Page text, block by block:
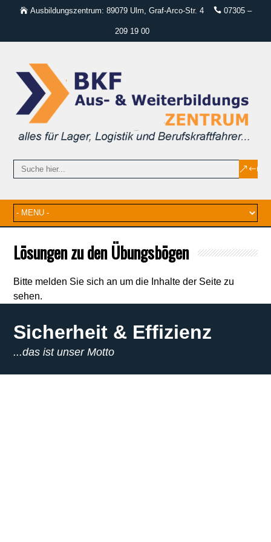
Ausbildungszentrum: 89079 Ulm, Graf-Arco-Str. 4 07305 –
209 19 00
Lösungen zu den Übungsbögen
Bitte melden Sie sich an um die Inhalte der Seite zu
sehen.
Sicherheit & Effizienz
...das ist unser Motto